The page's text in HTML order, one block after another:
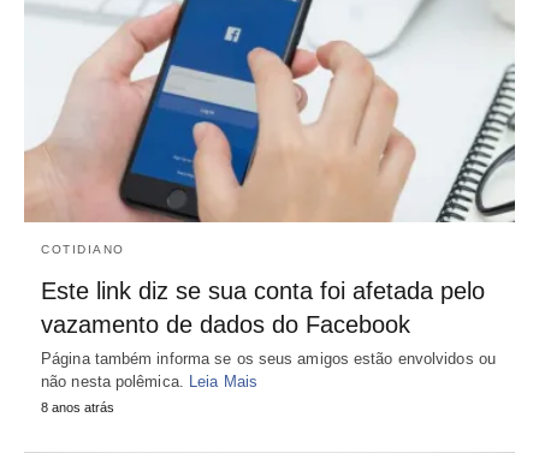
COTIDIANO
Este link diz se sua conta foi afetada pelo
vazamento de dados do Facebook
Página também informa se os seus amigos estão envolvidos ou
não nesta polêmica. Leia Mais
8 anos atrás